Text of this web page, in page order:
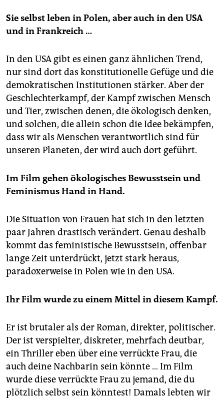
Sie selbst leben in Polen, aber auch in den USA
und in Frankreich …
In den USA gibt es einen ganz ähnlichen Trend,
nur sind dort das konstitutionelle Gefüge und die
demokratischen Institutionen stärker. Aber der
Geschlechterkampf, der Kampf zwischen Mensch
und Tier, zwischen denen, die ökologisch denken,
und solchen, die allein schon die Idee bekämpfen,
dass wir als Menschen verantwortlich sind für
unseren Planeten, der wird auch dort geführt.
Im Film gehen ökologisches Bewusstsein und
Feminismus Hand in Hand.
Die Situation von Frauen hat sich in den letzten
paar Jahren drastisch verändert. Genau deshalb
kommt das feministische Bewusstsein, offenbar
lange Zeit unterdrückt, jetzt stark heraus,
paradoxerweise in Polen wie in den USA.
Ihr Film wurde zu einem Mittel in diesem Kampf.
Er ist brutaler als der Roman, direkter, politischer.
Der ist verspielter, diskreter, mehrfach deutbar,
ein Thriller eben über eine verrückte Frau, die
auch deine Nachbarin sein könnte … Im Film
wurde diese verrückte Frau zu jemand, die du
plötzlich selbst sein könntest! Damals lebten wir